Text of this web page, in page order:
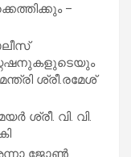
–
ശ്രീ.രമേശ്
വി. വി.
ജോൺ